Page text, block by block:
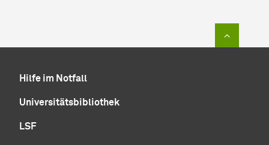
Hilfe im Notfall
Universitätsbibliothek
LSF